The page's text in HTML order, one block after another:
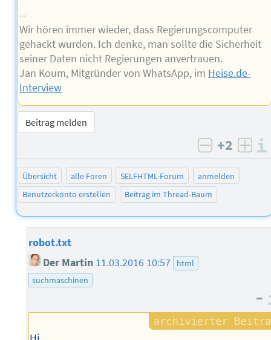
--
Wir hören immer wieder, dass Regierungscomputer
gehackt wurden. Ich denke, man sollte die Sicherheit
seiner Daten nicht Regierungen anvertrauen.
Jan Koum, Mitgründer von WhatsApp, im Heise.de-
Interview
Beitrag melden
negativ
+2
Übersicht alle Foren SELFHTML-Forum
anmelden
Benutzerkonto erstellen
Beitrag im Thread-Baum
robot.txt
Der Martin 11.03.2016 10:57
html
suchmaschinen
–